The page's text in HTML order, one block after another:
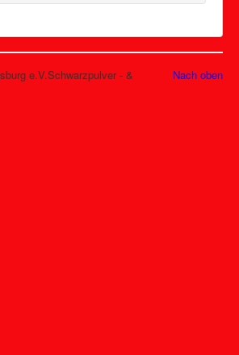
Nach oben
e.V.Schwarzpulver - &